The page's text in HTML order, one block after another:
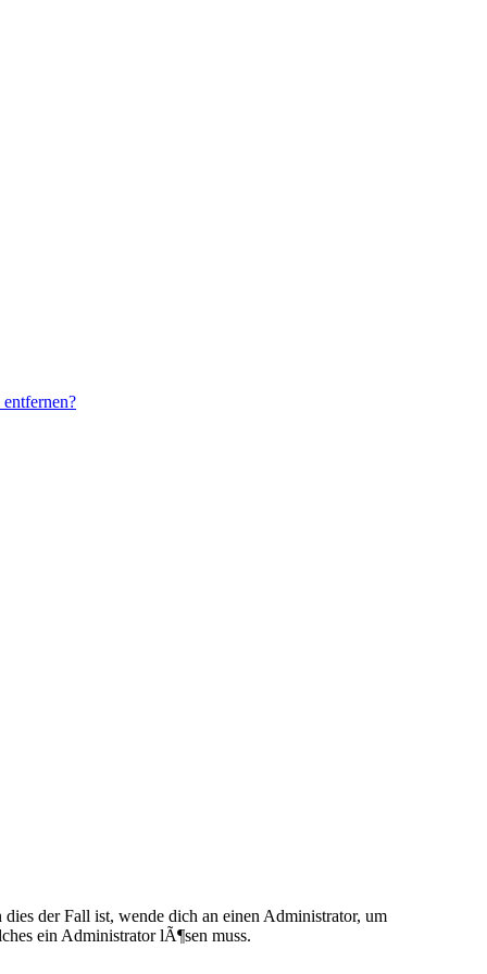
der Fall ist, wende dich an einen Administrator, um
ein Administrator lÃ¶sen muss.